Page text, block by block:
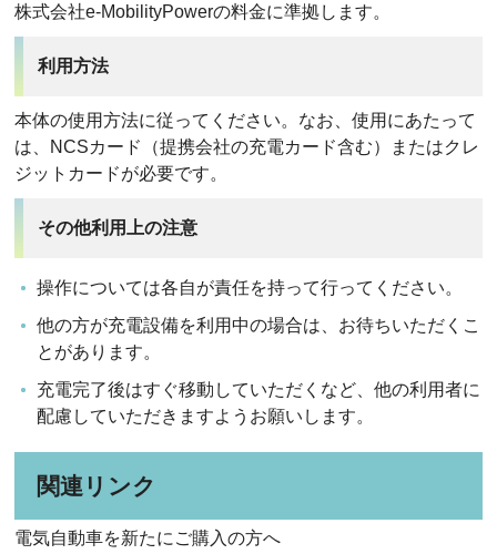
株式会社e-MobilityPowerの料金に準拠します。
利用方法
本体の使用方法に従ってください。なお、使用にあたって
は、NCSカード（提携会社の充電カード含む）またはクレ
ジットカードが必要です。
その他利用上の注意
操作については各自が責任を持って行ってください。
他の方が充電設備を利用中の場合は、お待ちいただくこ
とがあります。
充電完了後はすぐ移動していただくなど、他の利用者に
配慮していただきますようお願いします。
関連リンク
電気自動車を新たにご購入の方へ